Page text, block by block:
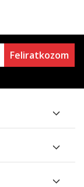
Feliratkozom